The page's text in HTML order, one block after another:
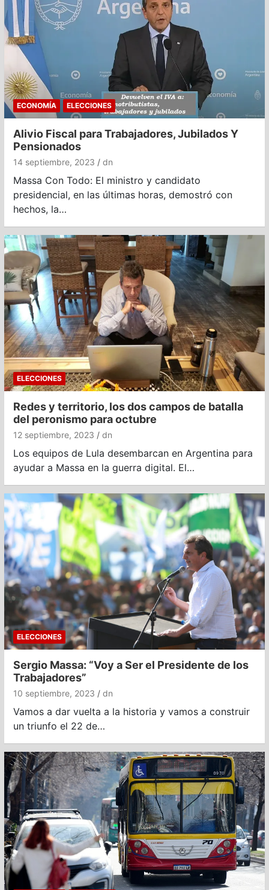
ECONOMÍA ELECCIONES
Alivio Fiscal para Trabajadores, Jubilados Y
Pensionados
14 septiembre, 2023 dn
Massa Con Todo: El ministro y candidato
presidencial, en las últimas horas, demostró con
hechos, la…
ELECCIONES
Redes y territorio, los dos campos de batalla
del peronismo para octubre
12 septiembre, 2023 dn
Los equipos de Lula desembarcan en Argentina para
ayudar a Massa en la guerra digital. El…
ELECCIONES
Sergio Massa: “Voy a Ser el Presidente de los
Trabajadores”
10 septiembre, 2023 dn
Vamos a dar vuelta a la historia y vamos a construir
un triunfo el 22 de…